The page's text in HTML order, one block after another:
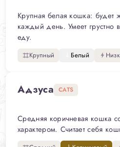
Крупная белая кошка: будет
каждый день. Умеет грустно
еду.
Крупный Белый
Адзуса CATS
Средняя коричневая кошка
характером. Считает себя